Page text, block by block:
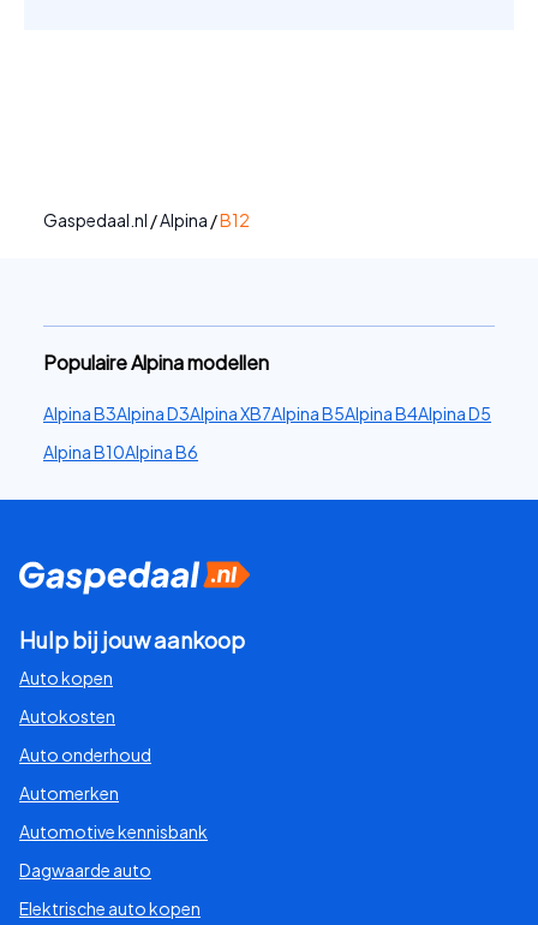
Gaspedaal.nl /Alpina /B12
Populaire Alpina modellen
Alpina B3Alpina D3Alpina XB7Alpina B5Alpina B4Alpina D5
Alpina B10Alpina B6
Hulp bij jouw aankoop
Auto kopen
Autokosten
Auto onderhoud
Automerken
Automotive kennisbank
Dagwaarde auto
Elektrische auto kopen